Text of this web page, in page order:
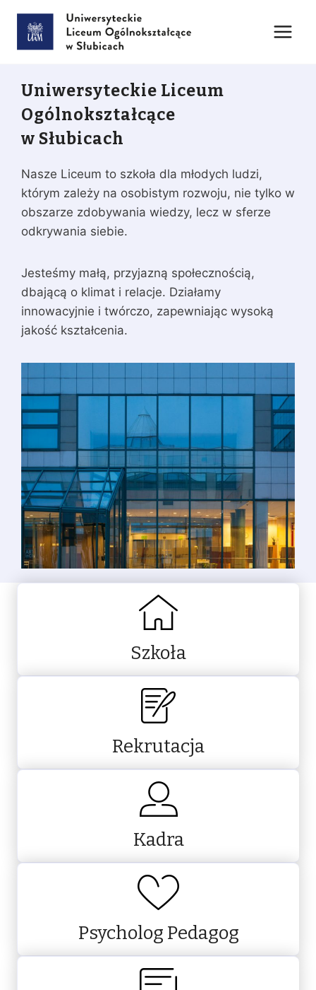
treści
Uniwersyteckie Liceum
Ogólnokształcące
w Słubicach
Nasze Liceum to szkoła dla młodych ludzi,
którym zależy na osobistym rozwoju, nie tylko w
obszarze zdobywania wiedzy, lecz w sferze
odkrywania siebie.
Jesteśmy małą, przyjazną społecznością,
dbającą o klimat i relacje. Działamy
innowacyjnie i twórczo, zapewniając wysoką
jakość kształcenia.
Szkoła
Rekrutacja
Kadra
Psycholog Pedagog